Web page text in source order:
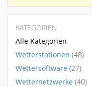
KATEGORIEN
Alle Kategorien
Wetterstationen (48)
Wettersoftware (27)
Wetternetzwerke (40)